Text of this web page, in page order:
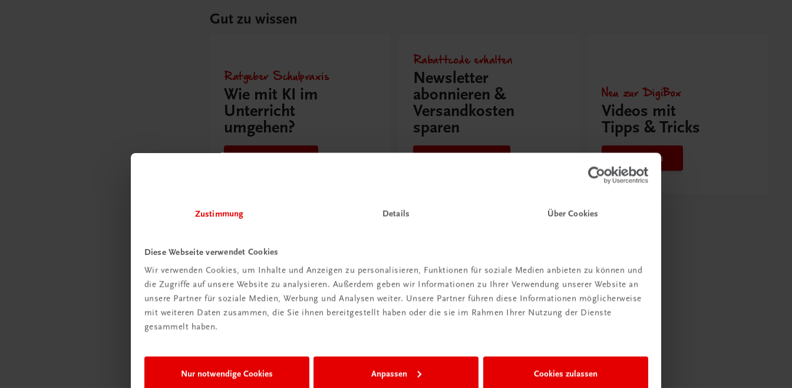
Zustimmung Details Über Cookies
Diese Webseite verwendet Cookies
Wir verwenden Cookies, um Inhalte und Anzeigen zu personalisieren, Funktionen für soziale Medien anbieten zu können und
die Zugriffe auf unsere Website zu analysieren. Außerdem geben wir Informationen zu Ihrer Verwendung unserer Website an
unsere Partner für soziale Medien, Werbung und Analysen weiter. Unsere Partner führen diese Informationen möglicherweise
mit weiteren Daten zusammen, die Sie ihnen bereitgestellt haben oder die sie im Rahmen Ihrer Nutzung der Dienste
gesammelt haben.
Nur notwendige Cookies Anpassen Cookies zulassen
Gut zu wissen
Ratgeber Schulpraxis
Wie mit KI im
Unterricht
umgehen?
Rabattcode erhalten
Newsletter
abonnieren &
Versandkosten
sparen
Neu zur DigiBox
Videos mit
Tipps & Tricks
Mehr dazu
Schon entdeckt?
Ratgeber
Schulpraxis
Das „Digitale
Klassenzimmer“